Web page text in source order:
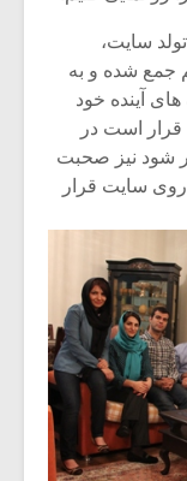
سایت،
جمع شده و به
آینده خود
قرار است در
شود نیز صحبت
سایت قرار
دوره
موسیقی
موسیقی